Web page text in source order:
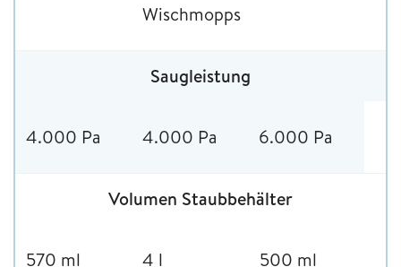
Wischmopps
Saugleistung
4.000 Pa 4.000 Pa 6.000 Pa
Volumen Staubbehälter
570 ml
4 l
500 ml